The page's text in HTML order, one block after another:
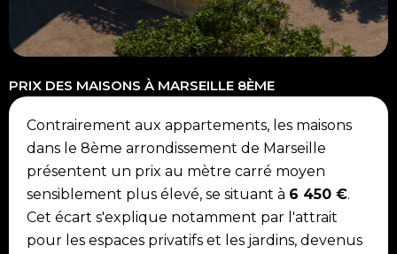
PRIX DES MAISONS À MARSEILLE 8ÈME
Contrairement aux appartements, les maisons
dans le 8ème arrondissement de Marseille
présentent un prix au mètre carré moyen
sensiblement plus élevé, se situant à 6 450 €.
Cet écart s'explique notamment par l'attrait
pour les espaces privatifs et les jardins, devenus